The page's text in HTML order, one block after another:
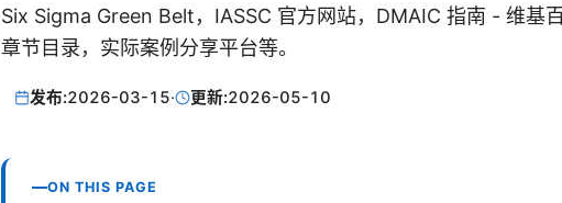
Six Sigma Green Belt，IASSC 官方网站，DMAIC 指南 - 维基
章节目录，实际案例分享平台等。
发布:2026-03-15· 更新:2026-05-10
ON THIS PAGE